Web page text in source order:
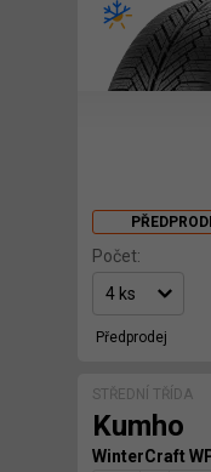
Počet:
Předprodej
STŘEDNÍ TŘÍDA
Kumho
WinterCraft